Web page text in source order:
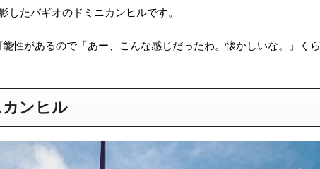
したバギオのドミニカンヒルです。
性があるので「あー、こんな感じだったわ。懐かしいな。」くら
ンヒル